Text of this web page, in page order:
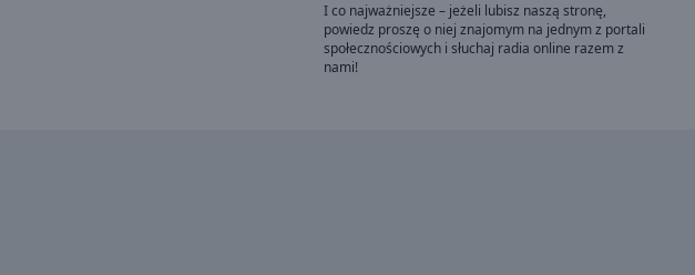
I co najważniejsze – jeżeli lubisz naszą stronę,
powiedz proszę o niej znajomym na jednym z portali
społecznościowych i słuchaj radia online razem z
nami!